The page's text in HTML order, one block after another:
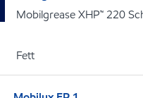
Mobilgrease XHP™ 220
Fett